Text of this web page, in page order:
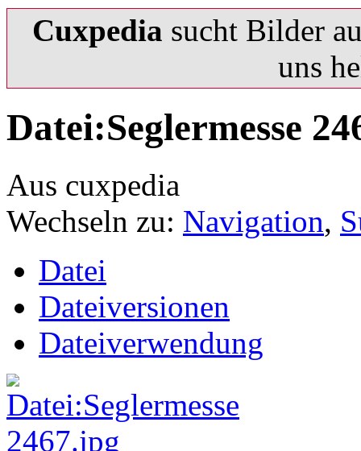
Cuxpedia sucht Bilder
uns
Datei:Seglermesse
Aus cuxpedia
Wechseln zu: Navigation,
Datei
Dateiversionen
Dateiverwendung